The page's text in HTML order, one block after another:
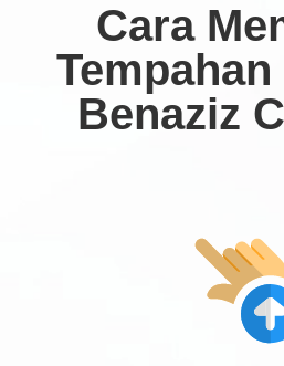
Cara
Benaziz